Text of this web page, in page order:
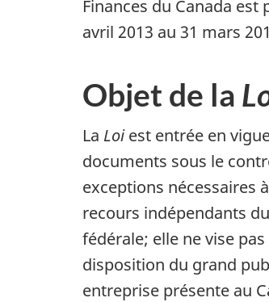
Finances du Canada
avril 2013 au 31 mars
Objet de la
La Loiest entrée en
documents sous le
exceptions nécessaires
recours indépendants
fédérale; elle ne vise
disposition du grand
entreprise présente au